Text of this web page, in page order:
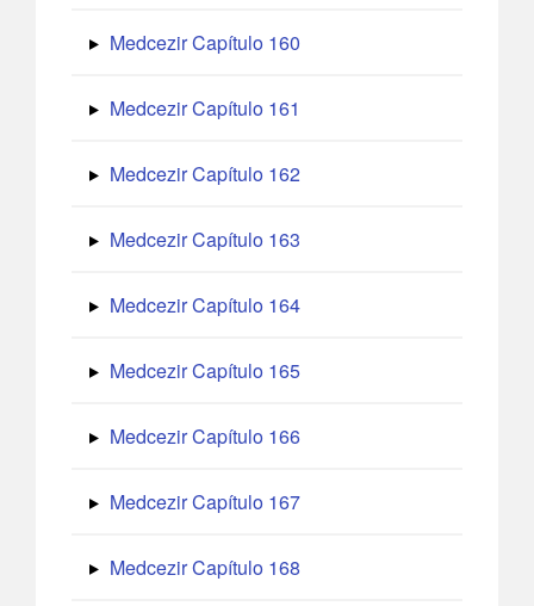
Medcezir Capítulo 160
Medcezir Capítulo 161
Medcezir Capítulo 162
Medcezir Capítulo 163
Medcezir Capítulo 164
Medcezir Capítulo 165
Medcezir Capítulo 166
Medcezir Capítulo 167
Medcezir Capítulo 168